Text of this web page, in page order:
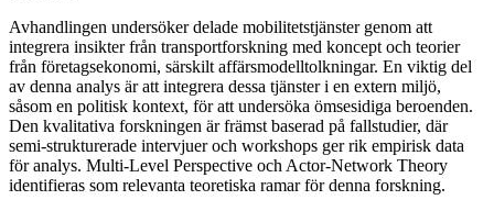
Avhandlingen undersöker delade mobilitetstjänster genom att
integrera insikter från transportforskning med koncept och teorier
från företagsekonomi, särskilt affärsmodelltolkningar. En viktig del
av denna analys är att integrera dessa tjänster i en extern miljö,
såsom en politisk kontext, för att undersöka ömsesidiga beroenden.
Den kvalitativa forskningen är främst baserad på fallstudier, där
semi-strukturerade intervjuer och workshops ger rik empirisk data
för analys. Multi-Level Perspective och Actor-Network Theory
identifieras som relevanta teoretiska ramar för denna forskning.